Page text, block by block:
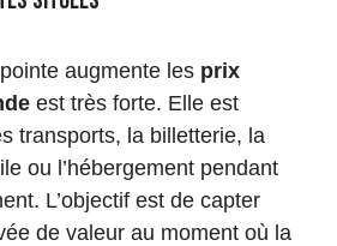
augmente les prix
est très forte. Elle est
transports, la billetterie, la
ou l’hébergement pendant
L’objectif est de capter
de valeur au moment où la